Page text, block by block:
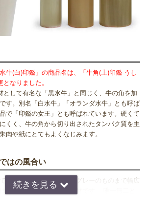
牛(白)印鑑」の商品名は、「牛角(上)印鑑-うし
なりました。
として有名な「黒水牛」と同じく、牛の角を加
す。別名「白水牛」「オランダ水牛」とも呼ば
で「印鑑の女王」とも呼ばれています。硬くて
くく、牛の角から切り出されたタンパク質を主
肉や紙にとてもよくなじみます。
はの風合い
、明るめの飴色から深いグレーのものまで幅広
の様々な色合いがある印材です。 唯一無二と